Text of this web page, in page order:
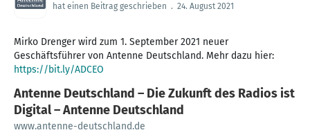
hat einen Beitrag geschrieben . 24. August 2021
Mirko Drenger wird zum 1. September 2021 neuer
Geschäftsführer von Antenne Deutschland. Mehr dazu hier:
https://bit.ly/ADCEO
Antenne Deutschland – Die Zukunft des Radios ist
Digital – Antenne Deutschland
www.antenne-deutschland.de